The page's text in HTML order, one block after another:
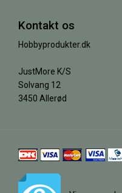
Kontakt os
Hobbyprodukter.dk
JustMore K/S
Solvang 12
3450 Allerød